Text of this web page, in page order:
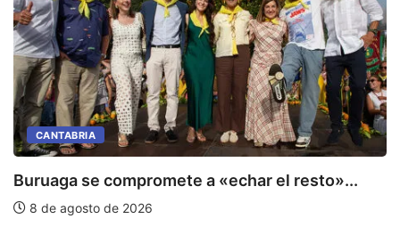
CANTABRIA
Buruaga se compromete a «echar el resto»...
8 de agosto de 2026